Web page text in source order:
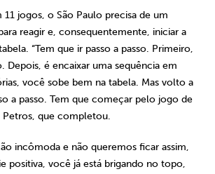
jogos, o São Paulo precisa de um
reagir e, consequentemente, iniciar a
“Tem que ir passo a passo. Primeiro,
Depois, é encaixar uma sequência em
você sobe bem na tabela. Mas volto a
a passo. Tem que começar pelo jogo de
que completou.
incômoda e não queremos ficar assim,
positiva, você já está brigando no topo,